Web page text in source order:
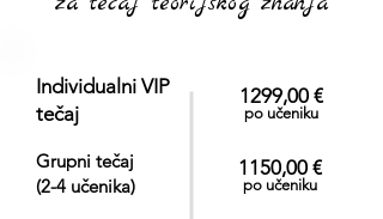
Individualni VIP
tečaj
1299,00 €
po učeniku
Grupni tečaj
(2-4 učenika)
1150,00 €
po učeniku